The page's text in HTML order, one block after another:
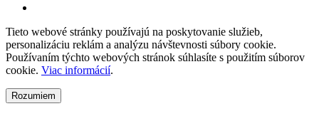
Tieto webové stránky používajú na poskytovanie služieb,
personalizáciu reklám a analýzu návštevnosti súbory cookie.
Používaním týchto webových stránok súhlasíte s použitím súborov
cookie. Viac informácií.
Rozumiem